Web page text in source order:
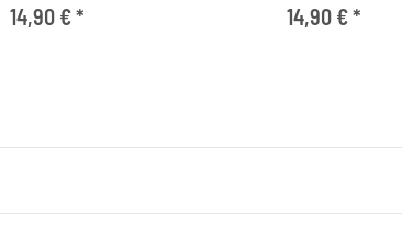
14,90 €* 14,90 €*